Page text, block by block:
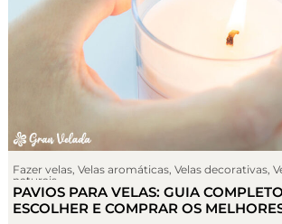
Fazer velas Velas aromáticas Velas decorativas
naturais
PAVIOS PARA VELAS: GUIA
ESCOLHER E COMPRAR OS